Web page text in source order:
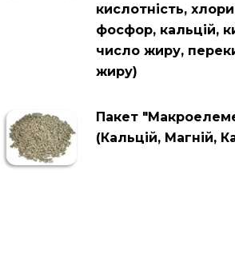
кислотність,
фосфор, кальцій,
число жиру,
жиру)
Пакет
(Кальцій, Магній,